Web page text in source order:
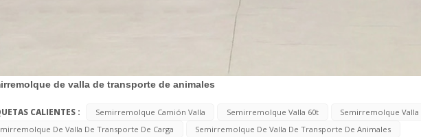
de valla de transporte de animales
CALIENTES : Semirremolque Camión Valla Semirremolque Valla 60t
Semirremolque Valla
De Valla De Transporte De Carga
Semirremolque De Valla De Transporte De Animales